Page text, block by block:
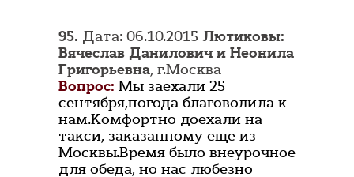
95. Дата: 06.10.2015 Лютиковы:
Вячеслав Данилович и Неонила
Григорьевна, г.Москва
Вопрос: Мы заехали 25
сентября,погода благоволила к
нам.Комфортно доехали на
такси, заказанному еще из
Москвы.Время было внеурочное
для обеда, но нас любезно